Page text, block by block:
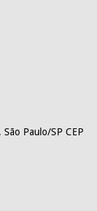
Paulo/SP CEP